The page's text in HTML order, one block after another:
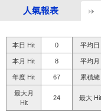
人氣報表
本日 Hit 0 平均日
本月 Hit 8 平均月
年度 Hit 67 累積總
最大月
Hit
24 最大